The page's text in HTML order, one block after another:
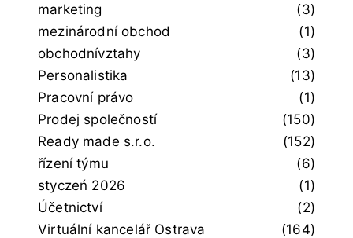
marketing
(3)
mezinárodní obchod
(1)
obchodnívztahy
(3)
Personalistika
(13)
Pracovní právo
(1)
Prodej společností
(150)
Ready made s.r.o.
(152)
řízení týmu
(6)
styczeń 2026
(1)
Účetnictví
(2)
Virtuální kancelář Ostrava
(164)